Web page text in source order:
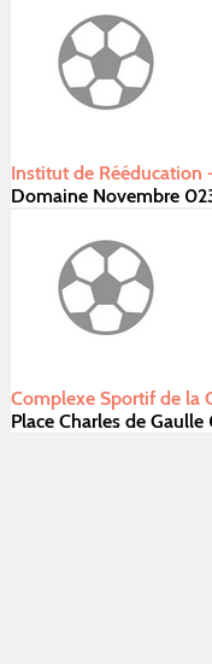
Institut de
Domaine Novembre
Complexe Sportif de la
Place Charles de